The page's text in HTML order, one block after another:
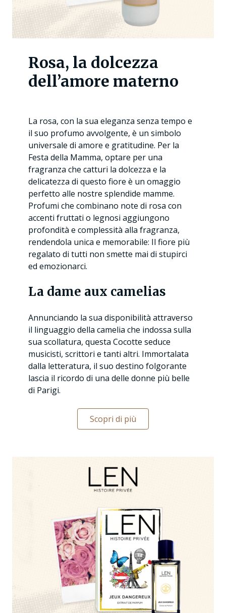
Rosa, la dolcezza
dell’amore materno
La rosa, con la sua eleganza senza tempo e
il suo profumo avvolgente, è un simbolo
universale di amore e gratitudine. Per la
Festa della Mamma, optare per una
fragranza che catturi la dolcezza e la
delicatezza di questo fiore è un omaggio
perfetto alle nostre splendide mamme.
Profumi che combinano note di rosa con
accenti fruttati o legnosi aggiungono
profondità e complessità alla fragranza,
rendendola unica e memorabile: Il fiore più
regalato di tutti non smette mai di stupirci
ed emozionarci.
La dame aux camelias
Annunciando la sua disponibilità attraverso
il linguaggio della camelia che indossa sulla
sua scollatura, questa Cocotte seduce
musicisti, scrittori e tanti altri. Immortalata
dalla letteratura, il suo destino folgorante
lascia il ricordo di una delle donne più belle
di Parigi.
Scopri di più